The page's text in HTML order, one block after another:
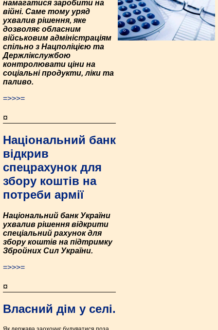
намагатися заробити на
війні. Саме тому уряд
ухвалив рішення, яке
дозволяє обласним
військовим адміністраціям
спільно з Нацполіцією та
Держлікслужбою
контролювати ціни на
соціальні продукти, ліки та
паливо.
=>>>=
¤
Національний банк
відкрив
спецрахунок для
збору коштів на
потреби армії
Національний банк України
ухвалив рішення відкрити
спеціальний рахунок для
збору коштів на підтримку
Збройних Сил України.
=>>>=
¤
Власний дім у селі.